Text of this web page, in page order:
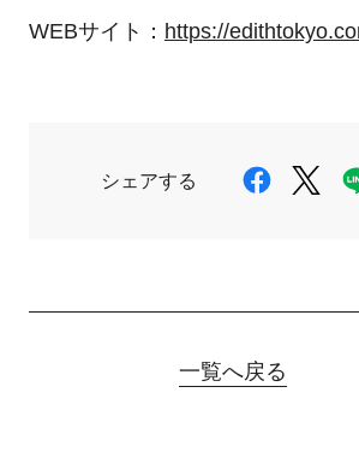
WEBサイト： https://
シェアする
一覧へ戻る